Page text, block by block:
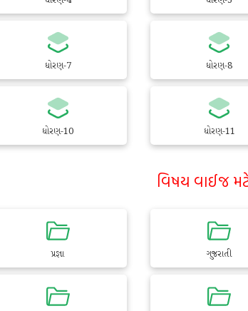
ધોરણ-7 ધોરણ-8
ધોરણ-10 ધોરણ-11
વિષય વાઈજ
પ્રજ્ઞા ગુજરાતી